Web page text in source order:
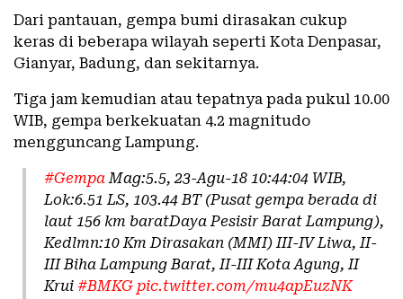
Dari pantauan, gempa bumi dirasakan cukup
keras di beberapa wilayah seperti Kota Denpasar,
Gianyar, Badung, dan sekitarnya.
Tiga jam kemudian atau tepatnya pada pukul 10.00
WIB, gempa berkekuatan 4.2 magnitudo
mengguncang Lampung.
#GempaMag:5.5, 23-Agu-18 10:44:04 WIB,
Lok:6.51 LS, 103.44 BT (Pusat gempa berada di
laut 156 km baratDaya Pesisir Barat Lampung),
Kedlmn:10 Km Dirasakan (MMI) III-IV Liwa, II-
III Biha Lampung Barat, II-III Kota Agung, II
Krui #BMKG pic.twitter.com/mu4apEuzNK